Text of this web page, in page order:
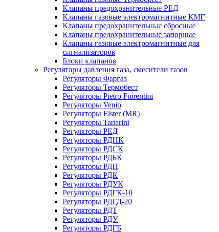
Клапаны предохранительные РЕД
Клапаны газовые электромагнитные КМГ
Клапаны предохранительные сбросные
Клапаны предохранительные запорные
Клапаны газовые электромагнитные для
сигнализаторов
Блоки клапанов
Регуляторы давления газа, смесители газов
Регуляторы Фаргаз
Регуляторы Термобест
Регуляторы Pietro Fiorentini
Регуляторы Venio
Регуляторы Elster (MR)
Регуляторы Tartarini
Регуляторы РЕД
Регуляторы РДНК
Регуляторы РДСК
Регуляторы РДБК
Регуляторы РДП
Регуляторы РДК
Регуляторы РДУК
Регуляторы РДГК-10
Регуляторы РДГД-20
Регуляторы РДТ
Регуляторы РДУ
Регуляторы РДГБ